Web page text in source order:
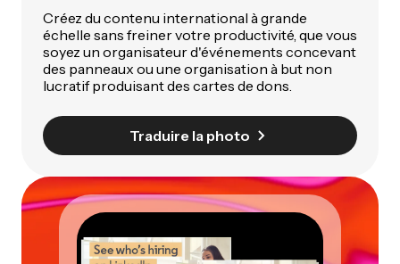
Créez du contenu international à grande
échelle sans freiner votre productivité, que vous
soyez un organisateur d'événements concevant
des panneaux ou une organisation à but non
lucratif produisant des cartes de dons.
Traduire la photo